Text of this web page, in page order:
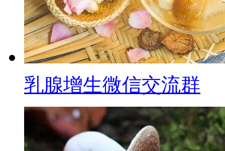
乳腺增生微信交流群